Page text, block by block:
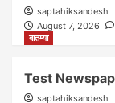
saptahiksandesh
August 7, 2026
बातम्या
Test
saptahiksandesh